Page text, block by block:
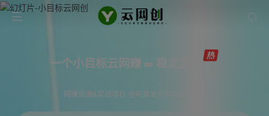
一个小目标云网赚 ∞ 稳定更新
网赚资源&实战项目 全网首发全年365天更新